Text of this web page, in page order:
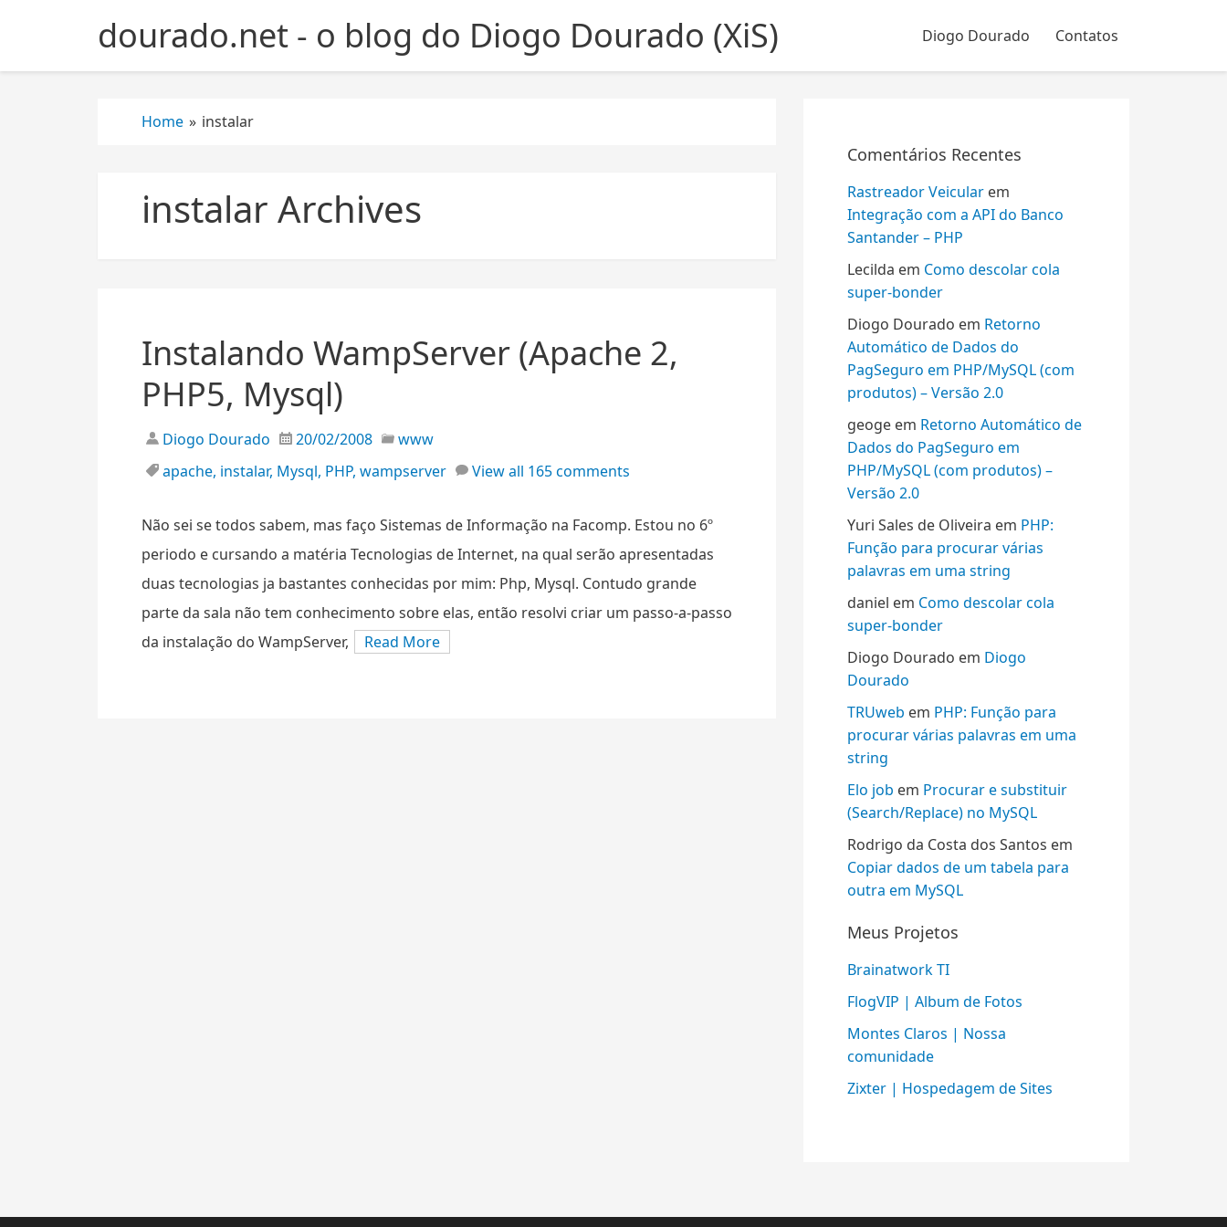
dourado.net - o blog do Diogo Dourado (XiS) Diogo Dourado Contatos
Home » instalar
instalar Archives
Instalando WampServer (Apache 2,
PHP5, Mysql)
Diogo Dourado 20/02/2008
www
apache, instalar, Mysql, PHP, wampserver View all 165 comments
Não sei se todos sabem, mas faço Sistemas de Informação na Facomp. Estou no 6º
periodo e cursando a matéria Tecnologias de Internet, na qual serão apresentadas
duas tecnologias ja bastantes conhecidas por mim: Php, Mysql. Contudo grande
parte da sala não tem conhecimento sobre elas, então resolvi criar um passo-a-passo
da instalação do WampServer,
Read More
Comentários Recentes
Rastreador Veicular em
Integração com a API do Banco
Santander – PHP
Lecilda em Como descolar cola
super-bonder
Diogo Dourado em Retorno
Automático de Dados do
PagSeguro em PHP/MySQL (com
produtos) – Versão 2.0
geoge em Retorno Automático de
Dados do PagSeguro em
PHP/MySQL (com produtos) –
Versão 2.0
Yuri Sales de Oliveira em PHP:
Função para procurar várias
palavras em uma string
daniel em Como descolar cola
super-bonder
Diogo Dourado em Diogo
Dourado
TRUweb em PHP: Função para
procurar várias palavras em uma
string
Elo job em Procurar e substituir
(Search/Replace) no MySQL
Rodrigo da Costa dos Santos em
Copiar dados de um tabela para
outra em MySQL
Meus Projetos
Brainatwork TI
FlogVIP | Album de Fotos
Montes Claros | Nossa
comunidade
Zixter | Hospedagem de Sites